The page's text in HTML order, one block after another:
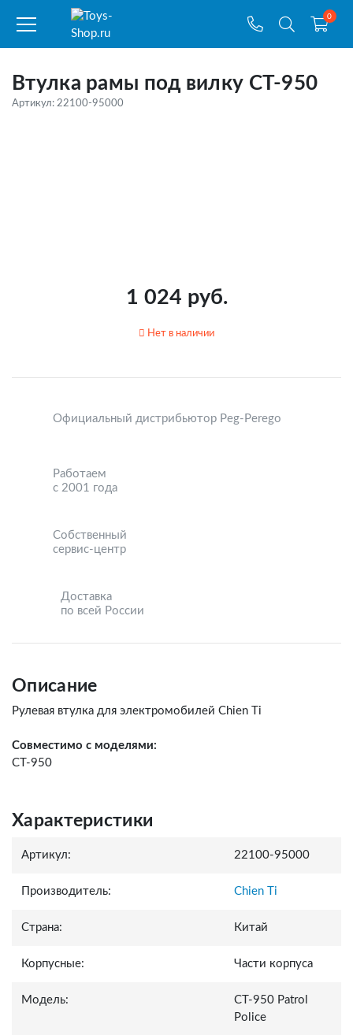
0
Втулка рамы под вилку CT-950
Артикул: 22100-95000
1 024 руб.
Нет в наличии
Официальный дистрибьютор Peg-Perego
Работаем
с 2001 года
Собственный
сервис-центр
Доставка
по всей России
Описание
Рулевая втулка для электромобилей Chien Ti
Совместимо с моделями:
СT-950
Характеристики
Артикул: 22100-95000
Производитель: Chien Ti
Страна: Китай
Корпусные: Части корпуса
Модель:
СТ-950 Patrol
Police